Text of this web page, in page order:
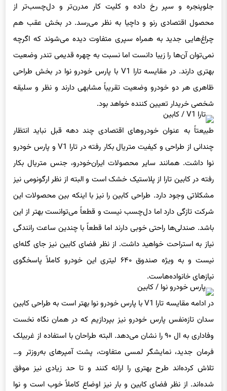
جلوپنجره و سپر رخ داده و کلیت کار مدرن‌تر و دل‌چسب‌تر از
محصول اقتصادی رنو و داچیا به نظر می‌رسد. در بخش عقب هم
چراغ‌هایی جدید به همراه سپری متفاوت دیده می‌شوند که اگرچه
نمی‌توان آن‌ها را زیبا دانست اما نسبت به چهره قدیمی تندر وضعیت
بهتری دارند. در مقایسه تارا V1 با پارس خودرو نوا در بخش طراحی
ظاهری هر دو خودرو وضعیت تقریباً مشابهی دارند و نظر و سلیقه
شخصی خریدار تعیین کننده خواهد بود.
طبیعتاً به عنوان خودروهای اقتصادی چند دهه قبل نباید انتظار
چندانی از طراحی و کیفیت متریال بکار رفته در تارا V1 و پارس خودرو
نوا داشت. همانند سایر محصولات ایران‌خودرو، جنس متریال بکار
رفته در کابین تارا از پلاستیک خشک است و البته از نظر ارگونومی نیز
مشکلاتی وجود دارد. طراحی کابین را نیز با اینکه بین محصولات این
شرکت تازگی دارد اما دل‌چسب نیست و قطعاً می‌توانست بهتر از این
باشد. صندلی‌ها راحتی خوبی دارند اما قطعاً با چندین ساعت رانندگی
نیاز به استراحت خواهید داشت. از نظر فضای کابین نیز جای گله‌ای
نیست و به ویژه صندوق ۶۴۰ لیتری این خودرو کاملاً پاسخگوی
نیازهای خانواده‌هاست.
در ادامه مقایسه تارا V1 با پارس خودرو نوا بهتر است به طراحی کابین
سدان تازه‌نفس پارس خودرو نیز بپردازیم که در همان نگاه نخست
وفاداری به ال ۹۰ را نشان می‌دهد. البته طراحان با استفاده از غربیلک
فرمان جدید، نمایشگر لمسی متفاوت، پشت آمپرهای به‌روزتر و…
تلاش کرده‌اند طرح بهتری را ارائه کنند و تا حد زیادی نیز موفق
شده‌اند. از نظر فضای کابین و بار نیز اوضاع کاملاً خوب است و نوا